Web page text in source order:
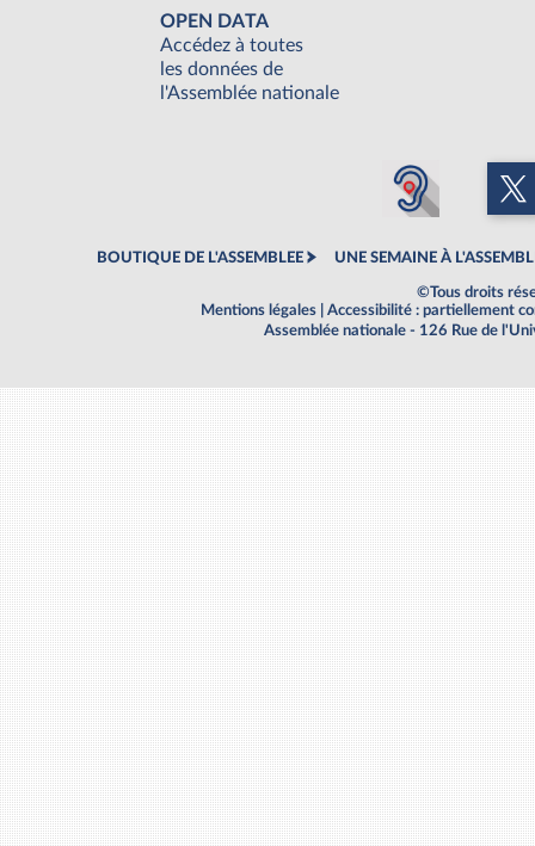
OPEN DATA
Accédez à toutes
les données de
l'Assemblée nationale
BOUTIQUE DE L'ASSEMBLEE UNE SEMAINE À
©Tous droits
Mentions légales
Accessibilité : partiellement
Assemblée nationale - 126 Rue de